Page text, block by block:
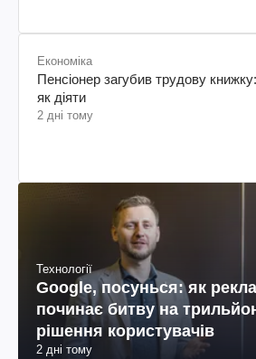
Економіка
Пенсіонер загубив трудову
як діяти
2 дні тому
Технології
Google, посунься: як
починає битву на
рішення користувачів
2 дні тому